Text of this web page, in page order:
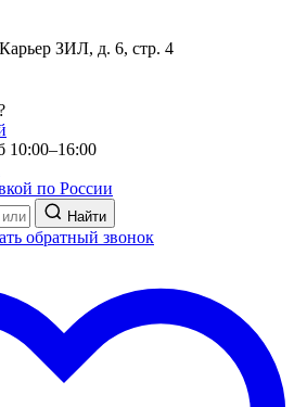
ЗИЛ, д. 6, стр. 4
по России
Найти
обратный звонок